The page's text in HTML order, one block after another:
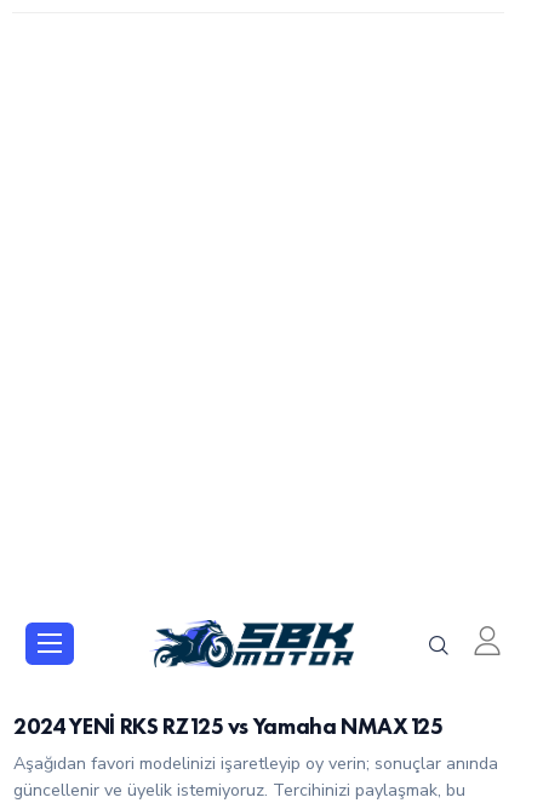
2024 YENİ RKS RZ125 vs Yamaha NMAX125
Aşağıdan favori modelinizi işaretleyip oy verin; sonuçlar anında
güncellenir ve üyelik istemiyoruz. Tercihinizi paylaşmak, bu